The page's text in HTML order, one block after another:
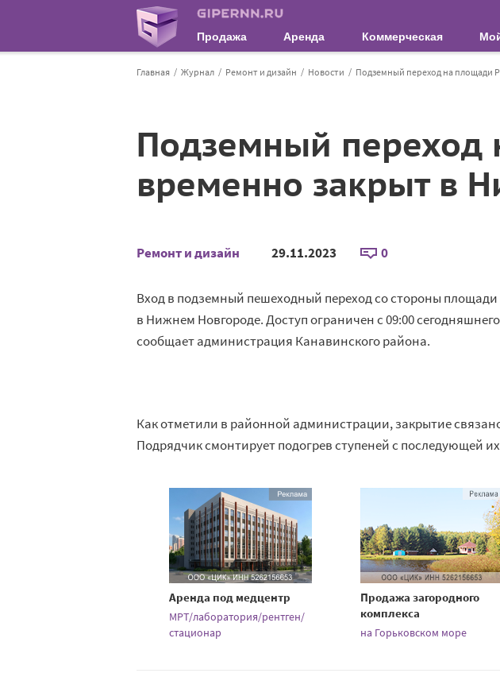
Продажа Аренда Коммерческая
Главная Журнал Ремонт и дизайн Новости Подземный переход на площади
Подземный
временно закрыт в
Ремонт и дизайн 29.11.2023 0
Вход в подземный пешеходный переход со стороны
в Нижнем Новгороде. Доступ ограничен с 09:00
сообщает администрация Канавинского района.
Как отметили в районной администрации, закрытие
Подрядчик смонтирует подогрев ступеней с последующей
Аренда под медцентр
МРТ/лаборатория/рентген/
стационар
Продажа загородного
комплекса
на Горьковском море